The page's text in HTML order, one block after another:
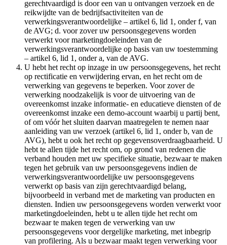
gerechtvaardigd is door een van u ontvangen verzoek en de
reikwijdte van de bedrijfsactiviteiten van de
verwerkingsverantwoordelijke – artikel 6, lid 1, onder f, van
de AVG; d. voor zover uw persoonsgegevens worden
verwerkt voor marketingdoeleinden van de
verwerkingsverantwoordelijke op basis van uw toestemming
– artikel 6, lid 1, onder a, van de AVG.
U hebt het recht op inzage in uw persoonsgegevens, het recht
op rectificatie en verwijdering ervan, en het recht om de
verwerking van gegevens te beperken. Voor zover de
verwerking noodzakelijk is voor de uitvoering van de
overeenkomst inzake informatie- en educatieve diensten of de
overeenkomst inzake een demo-account waarbij u partij bent,
of om vóór het sluiten daarvan maatregelen te nemen naar
aanleiding van uw verzoek (artikel 6, lid 1, onder b, van de
AVG), hebt u ook het recht op gegevensoverdraagbaarheid. U
hebt te allen tijde het recht om, op grond van redenen die
verband houden met uw specifieke situatie, bezwaar te maken
tegen het gebruik van uw persoonsgegevens indien de
verwerkingsverantwoordelijke uw persoonsgegevens
verwerkt op basis van zijn gerechtvaardigd belang,
bijvoorbeeld in verband met de marketing van producten en
diensten. Indien uw persoonsgegevens worden verwerkt voor
marketingdoeleinden, hebt u te allen tijde het recht om
bezwaar te maken tegen de verwerking van uw
persoonsgegevens voor dergelijke marketing, met inbegrip
van profilering. Als u bezwaar maakt tegen verwerking voor